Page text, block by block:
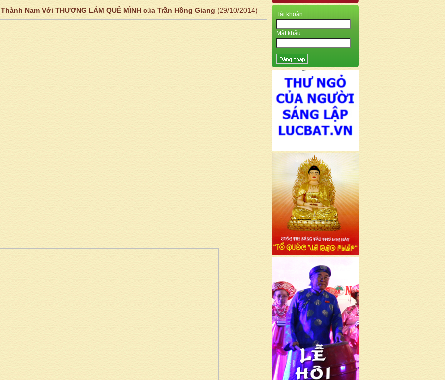
Thành Nam Với THƯƠNG LẮM QUÊ MÌNH của Trần Hồng Giang (29/10/2014) Tài khoản
Mật khẩu